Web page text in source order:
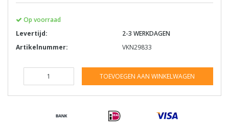
Op voorraad
Levertijd:
2-3 WERKDAGEN
Artikelnummer:
VKN29833
TOEVOEGEN AAN WINKELWAGEN